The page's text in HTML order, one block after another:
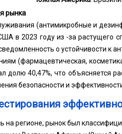
рынка
(антимикробные и
в 2023 году из -за растущего
о устойчивости к
(фармацевтическая,
долю 40,47%, что объясняется
безопасности и
на регионе, рынок был